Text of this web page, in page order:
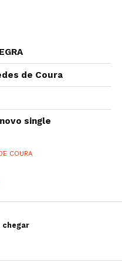
de Coura
single
COURA
chegar